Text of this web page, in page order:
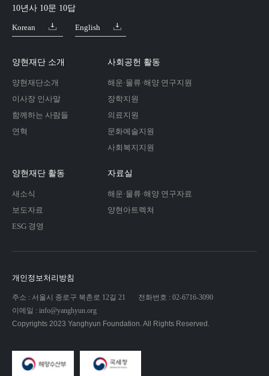
10년사 10문 10답
Korean English
양현재단 소개
양현재단소개
이사장 인사말
함께하는 사람들
연혁
사회공헌 활동
해운·물류·해양 연구지원
장학지원
의료지원
문화예술지원
사회복지지원
양현재단 활동
새소식
보도자료
ESG 경영
자료실
해운·물류·해양 연구자료
양현아트렉쳐
개인정보처리방침
주소 : 서울시 종로구 북촌로 12길 21
전화번호 : 02-6716-3090
이메일 : info@yanghyun.org
Copyrights 2023 Yanghyun Foundation. All Rights Reserved.